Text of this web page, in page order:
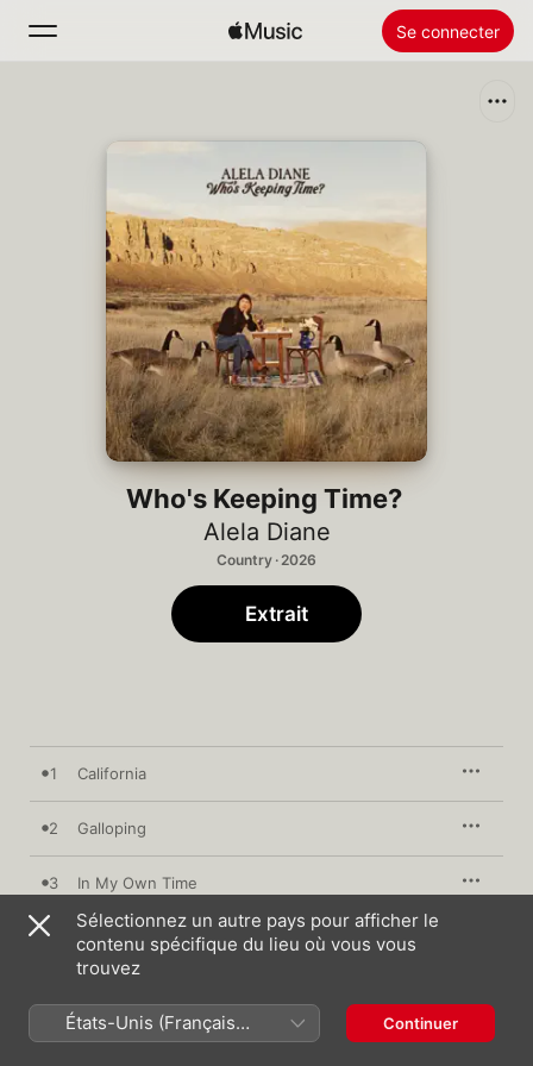
Se connecter
Nouveautés
Radio
Installer Apple Music
Who's Keeping Time?
Alela Diane
Country · 2026
Extrait
1 California
2 Galloping
3 In My Own Time
4 Dusty Roses
6 Spring Is A Fine Time
Sélectionnez un autre pays pour afficher le
contenu spécifique du lieu où vous vous
trouvez
États-Unis (Français
France)
Continuer